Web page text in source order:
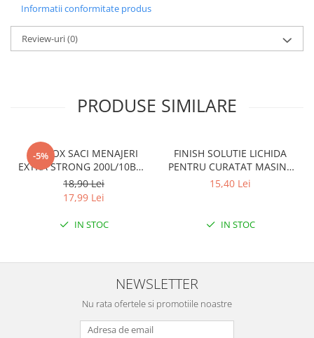
Informatii conformitate produs
Review-uri(0)
PRODUSE SIMILARE
-5%
CLINOX SACI MENAJERI
EXTRA STRONG 200L/10BUC
LDPE NEGRI (90*122CM)
ETICHETA MOV
18,90 Lei
17,99 Lei
IN STOC
FINISH SOLUTIE LICHIDA
PENTRU CURATAT MASINA
DE SPALAT VASE 250ML
15,40 Lei
IN STOC
NEWSLETTER
Nu rata ofertele si promotiile noastre